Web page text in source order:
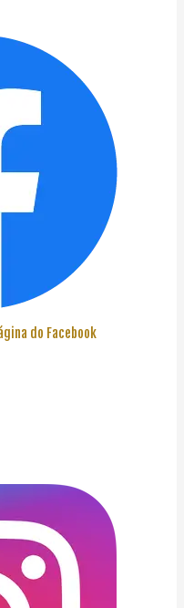
do Facebook